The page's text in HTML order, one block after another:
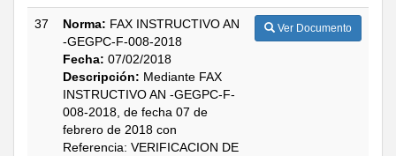
37 Norma: FAX INSTRUCTIVO AN
-GEGPC-F-008-2018
Fecha: 07/02/2018
Descripción: Mediante FAX
INSTRUCTIVO AN -GEGPC-F-
008-2018, de fecha 07 de
febrero de 2018 con
Referencia: VERIFICACION DE
Ver Documento